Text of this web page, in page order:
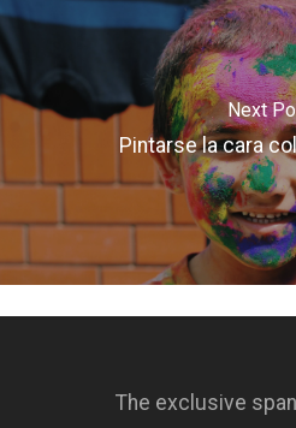
Next
Pintarse la cara
The exclusive